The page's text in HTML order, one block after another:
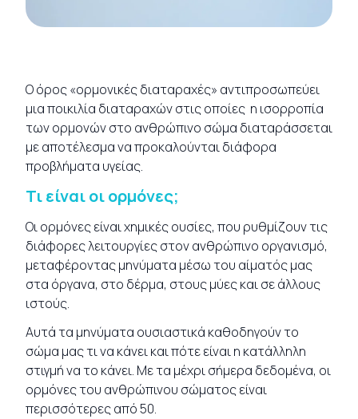
Ο όρος «ορμονικές διαταραχές» αντιπροσωπεύει
μια ποικιλία διαταραχών στις οποίες η ισορροπία
των ορμονών στο ανθρώπινο σώμα διαταράσσεται
με αποτέλεσμα να προκαλούνται διάφορα
προβλήματα υγείας.
Τι είναι οι ορμόνες;
Οι ορμόνες είναι χημικές ουσίες, που ρυθμίζουν τις
διάφορες λειτουργίες στον ανθρώπινο οργανισμό,
μεταφέροντας μηνύματα μέσω του αίματός μας
στα όργανα, στο δέρμα, στους μύες και σε άλλους
ιστούς.
Αυτά τα μηνύματα ουσιαστικά καθοδηγούν το
σώμα μας τι να κάνει και πότε είναι η κατάλληλη
στιγμή να το κάνει. Με τα μέχρι σήμερα δεδομένα, οι
ορμόνες του ανθρώπινου σώματος είναι
περισσότερες από 50.